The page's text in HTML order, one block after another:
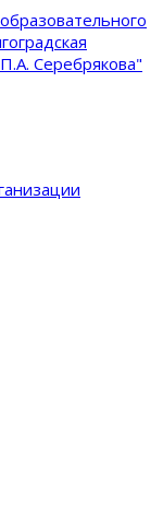
Серебрякова"